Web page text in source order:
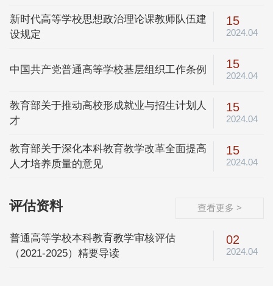
新时代高等学校思想政治理论课教师队伍建
设规定
15
2024.04
中国共产党普通高等学校基层组织工作条例 15
2024.04
教育部关于推动高校形成就业与招生计划人
才
15
2024.04
教育部关于深化本科教育教学改革全面提高
人才培养质量的意见
15
2024.04
查看更多 >
评估资料
普通高等学校本科教育教学审核评估
（2021-2025）精要导读
02
2024.04